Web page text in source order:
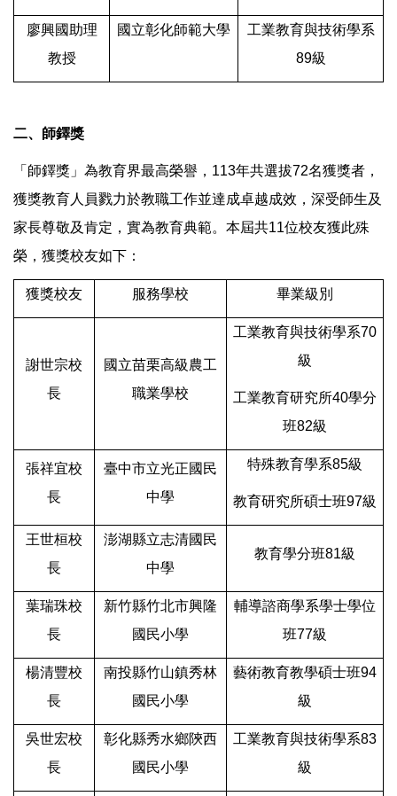
廖興國助理
教授
國立彰化師範大學
工業教育與技術學系
89級
二、師鐸獎
「師鐸獎」為教育界最高榮譽，113年共選拔72名獲獎者，
獲獎教育人員戮力於教職工作並達成卓越成效，深受師生及
家長尊敬及肯定，實為教育典範。本屆共11位校友獲此殊
榮，獲獎校友如下：
獲獎校友 服務學校 畢業級別
謝世宗校
長
國立苗栗高級農工
職業學校
工業教育與技術學系70
級
工業教育研究所40學分
班82級
張祥宜校
長
臺中市立光正國民
中學
特殊教育學系85級
教育研究所碩士班97級
王世桓校
長
澎湖縣立志清國民
中學
教育學分班81級
葉瑞珠校
長
新竹縣竹北市興隆
國民小學
輔導諮商學系學士學位
班77級
楊清豐校
長
南投縣竹山鎮秀林
國民小學
藝術教育教學碩士班94
級
吳世宏校
長
彰化縣秀水鄉陝西
國民小學
工業教育與技術學系83
級